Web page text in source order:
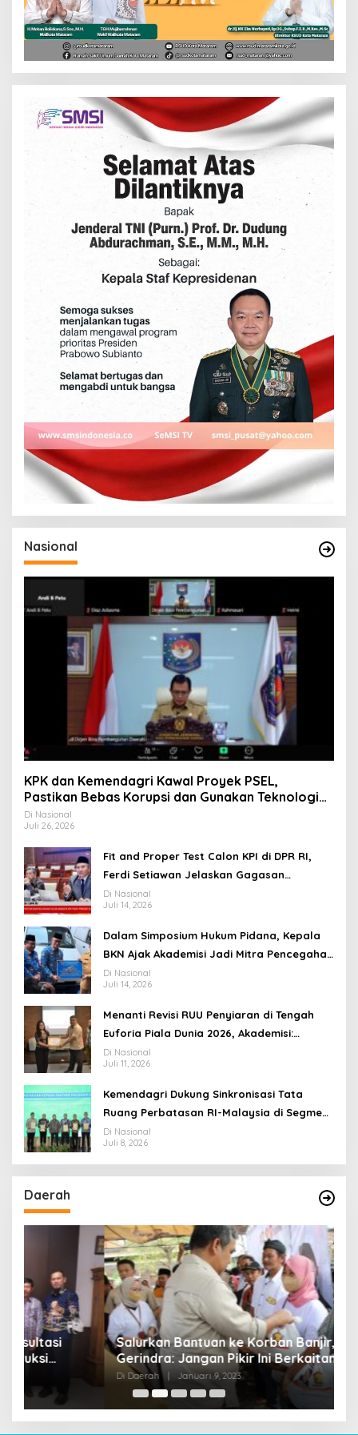
Nasional
KPK dan Kemendagri Kawal Proyek PSEL,
Pastikan Bebas Korupsi dan Gunakan Teknologi
Ramah Lingkungan
Di Nasional
Juli 26, 2026
Fit and Proper Test Calon KPI di DPR RI,
Ferdi Setiawan Jelaskan Gagasan
Transformasi Menuju Ekosistem Penyiaran
yang Adaptif
Di Nasional
Juli 14, 2026
Dalam Simposium Hukum Pidana, Kepala
BKN Ajak Akademisi Jadi Mitra Pencegahan
Tindak Pidana di Birokrasi
Di Nasional
Juli 14, 2026
Menanti Revisi RUU Penyiaran di Tengah
Euforia Piala Dunia 2026, Akademisi:
Jangan Terus Jadi “Messi dan Ronaldo”
Legislasi
Di Nasional
Juli 11, 2026
Kemendagri Dukung Sinkronisasi Tata
Ruang Perbatasan RI-Malaysia di Segmen
Sinapad-Sesai
Di Nasional
Juli 8, 2026
Daerah
Salurkan Bantuan ke Korban Banjir, Sekjen
Gerindra: Jangan Pikir Ini Berkaitan dengan
Agenda PolitikJanuari 9, 2023